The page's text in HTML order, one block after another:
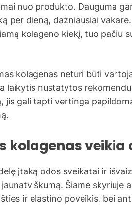
nuo produkto. Dauguma
per dieną, dažniausiai
kolageno kiekį, tuo pačiu
kolagenas neturi būti
laikytis nustatytos
jis gali tapti vertinga
kolagenas veikia
įtaką odos sveikatai ir
Šiame skyriuje
ir elastino poveikis, bei